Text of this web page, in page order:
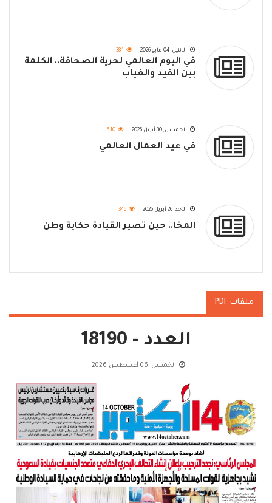
الاثنين, 04 مايو 2026 381
في اليوم العالمي لحرية الصحافة.. الكلمة
بين القيد والغياب
الخميس, 30 أبريل 2026 510
في عيد العمال العالمي
الأحد, 26 أبريل 2026 346
المخا.. حين تصير القيادة حكاية وطن
ملفات PDF
العدد - 18190
الخميس, 06 أغسطس 2026